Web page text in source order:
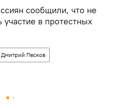
сообщили, что не
в протестных
Дмитрий Песков